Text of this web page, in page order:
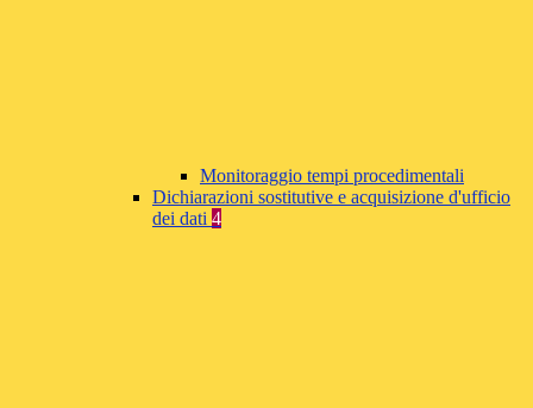
Monitoraggio tempi procedimentali
Dichiarazioni sostitutive e acquisizione d'ufficio
dei dati 4